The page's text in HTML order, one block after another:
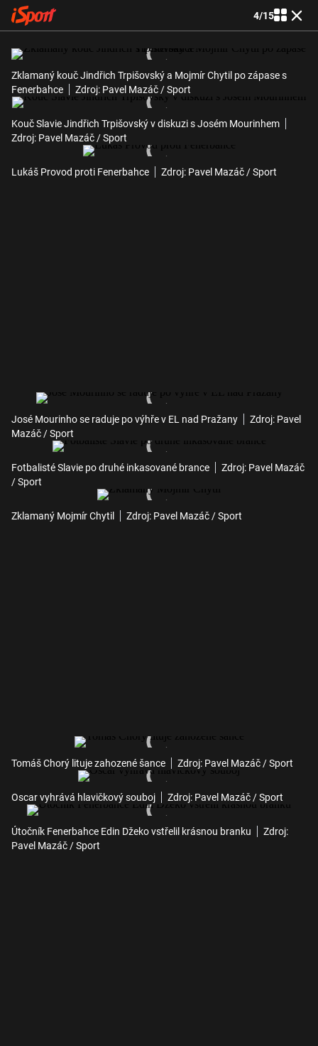
4/15
Zklamaný kouč Jindřich Trpišovský a Mojmír Chytil po zápase s
Fenerbahce
Zdroj: Pavel Mazáč / Sport
Kouč Slavie Jindřich Trpišovský v diskuzi s Josém Mourinhem
Zdroj: Pavel Mazáč / Sport
Lukáš Provod proti Fenerbahce Zdroj: Pavel Mazáč / Sport
José Mourinho se raduje po výhře v EL nad Pražany
Zdroj: Pavel
Mazáč / Sport
Fotbalisté Slavie po druhé inkasované brance
Zdroj: Pavel Mazáč
/ Sport
Zklamaný Mojmír Chytil Zdroj: Pavel Mazáč / Sport
Tomáš Chorý lituje zahozené šance Zdroj: Pavel Mazáč / Sport
Oscar vyhrává hlavičkový souboj Zdroj: Pavel Mazáč / Sport
Útočník Fenerbahce Edin Džeko vstřelil krásnou branku
Zdroj:
Pavel Mazáč / Sport